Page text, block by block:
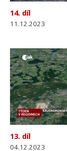
14. díl
11.12.2023
13. díl
04.12.2023